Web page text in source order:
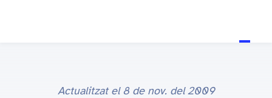
Actualitzat el 8 de nov. del 2009